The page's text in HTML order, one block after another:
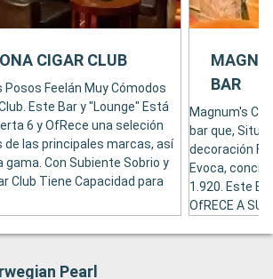
Posos Feelán Muy Cómodos
Este Bar y "Lounge" Está
6 y OfRece una seleción
de las principales marcas, así
Con Subiente Sobrio y
Club Tiene Capacidad para
CIGAR CLUB
Magnum's
bar que,
decoración
Evoca,
1.920. Este
OfRECE A
BAR
Pearl